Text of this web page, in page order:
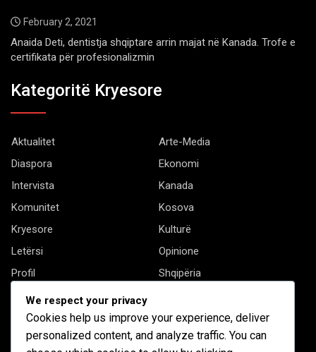
February 2, 2021
Anaida Deti, dentistja shqiptare arrin majat në Kanada. Trofe e
certifikata për profesionalizmin
Kategoritë Kryesore
Aktualitet
Arte-Media
Diaspora
Ekonomi
Intervista
Kanada
Komunitet
Kosova
Kryesore
Kulturë
Letërsi
Opinione
Profil
Shqipëria
Shqiptarët në biznes
Të tjera
We respect your privacy
Cookies help us improve your experience, deliver
personalized content, and analyze traffic. You can